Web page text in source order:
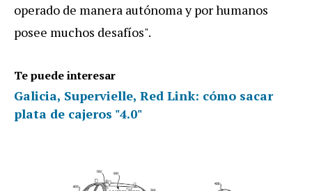
operado de manera autónomay porhumanos
posee muchos desafíos".
Te puede interesar
Galicia, Supervielle, Red Link: cómo sacar
plata de cajeros "4.0"